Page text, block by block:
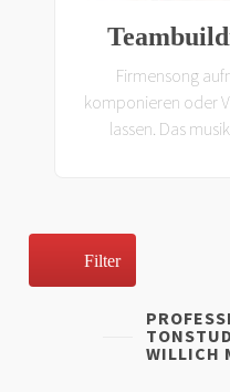
Firmensong
komponieren oder
lassen. Das
Filter
WILLICH